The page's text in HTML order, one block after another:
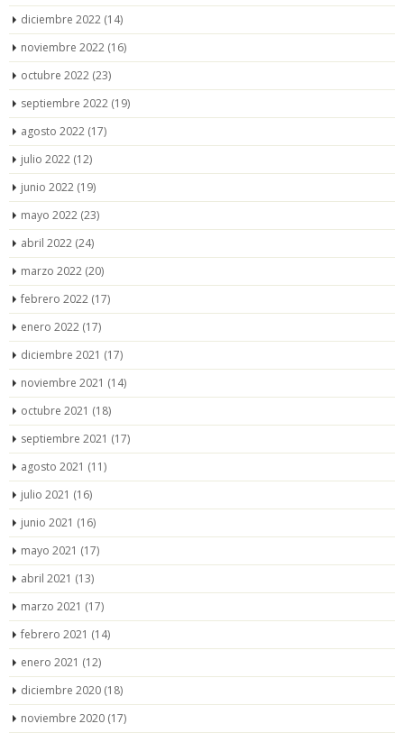
diciembre 2022 (14)
noviembre 2022 (16)
octubre 2022 (23)
septiembre 2022 (19)
agosto 2022 (17)
julio 2022 (12)
junio 2022 (19)
mayo 2022 (23)
abril 2022 (24)
marzo 2022 (20)
febrero 2022 (17)
enero 2022 (17)
diciembre 2021 (17)
noviembre 2021 (14)
octubre 2021 (18)
septiembre 2021 (17)
agosto 2021 (11)
julio 2021 (16)
junio 2021 (16)
mayo 2021 (17)
abril 2021 (13)
marzo 2021 (17)
febrero 2021 (14)
enero 2021 (12)
diciembre 2020 (18)
noviembre 2020 (17)